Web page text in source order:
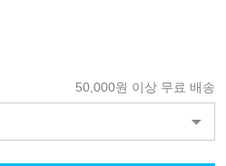
50,000원 이상 무료 배송